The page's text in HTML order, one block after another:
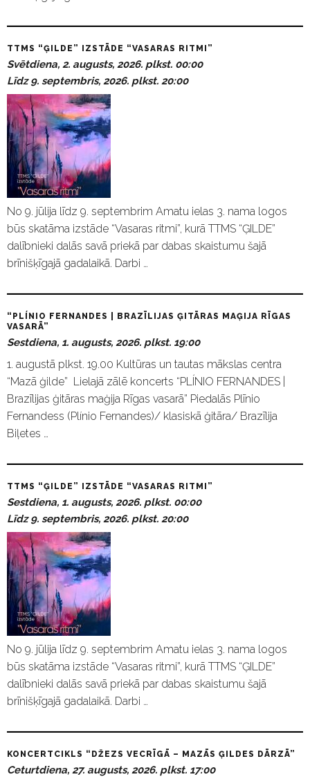
TTMS “ĢILDE” IZSTĀDE “VASARAS RITMI”
Svētdiena, 2. augusts, 2026. plkst. 00:00
Līdz 9. septembris, 2026. plkst. 20:00
No 9. jūlija līdz 9. septembrim Amatu ielas 3. nama logos
būs skatāma izstāde “Vasaras ritmi”, kurā TTMS “ĢILDE”
dalībnieki dalās savā priekā par dabas skaistumu šajā
brīnišķīgajā gadalaikā. Darbi …
“PLÍNIO FERNANDES | BRAZĪLIJAS ĢITĀRAS MAĢIJA RĪGAS
VASARĀ”
Sestdiena, 1. augusts, 2026. plkst. 19:00
1. augustā plkst. 19.00 Kultūras un tautas mākslas centra
“Mazā ģilde” Lielajā zālē koncerts “PLÍNIO FERNANDES |
Brazīlijas ģitāras maģija Rīgas vasarā” Piedalās Plīnio
Fernandess (Plínio Fernandes)/ klasiskā ģitāra/ Brazīlija
Biļetes …
TTMS “ĢILDE” IZSTĀDE “VASARAS RITMI”
Sestdiena, 1. augusts, 2026. plkst. 00:00
Līdz 9. septembris, 2026. plkst. 20:00
No 9. jūlija līdz 9. septembrim Amatu ielas 3. nama logos
būs skatāma izstāde “Vasaras ritmi”, kurā TTMS “ĢILDE”
dalībnieki dalās savā priekā par dabas skaistumu šajā
brīnišķīgajā gadalaikā. Darbi …
KONCERTCIKLS “DŽEZS VECRĪGĀ – MAZĀS ĢILDES DĀRZĀ”
Ceturtdiena, 27. augusts, 2026. plkst. 17:00